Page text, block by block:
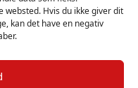
Hvis du ikke giver dit
kan det have en negativ